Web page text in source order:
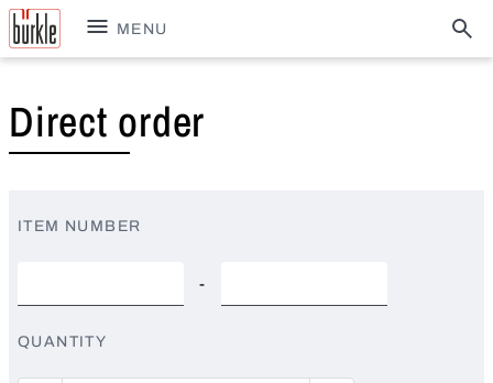
MENU
Direct order
ITEM NUMBER
-
QUANTITY